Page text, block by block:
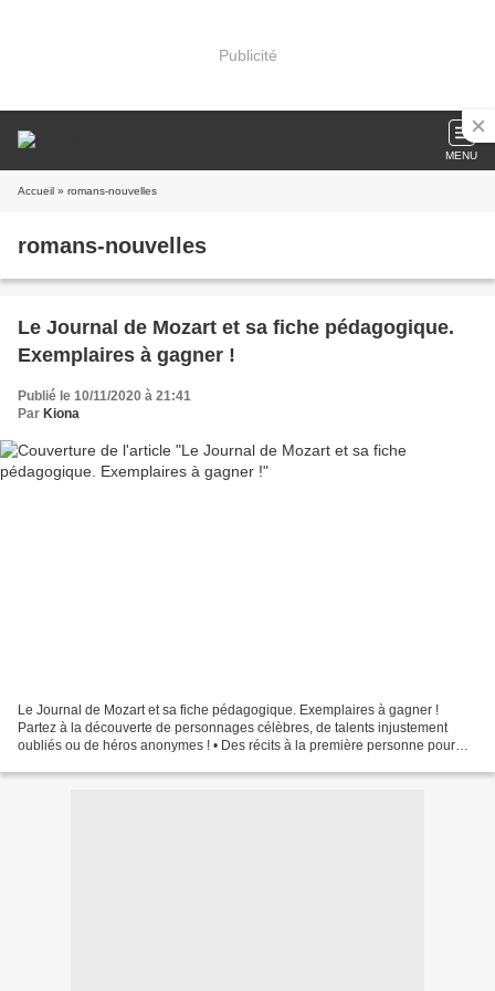
Publicité
MENU
Accueil » romans-nouvelles
romans-nouvelles
Le Journal de Mozart et sa fiche pédagogique.
Exemplaires à gagner !
Publié le 10/11/2020 à 21:41
Par Kiona
Le Journal de Mozart et sa fiche pédagogique. Exemplaires à gagner !
Partez à la découverte de personnages célèbres, de talents injustement
oubliés ou de héros anonymes ! • Des récits à la première personne pour